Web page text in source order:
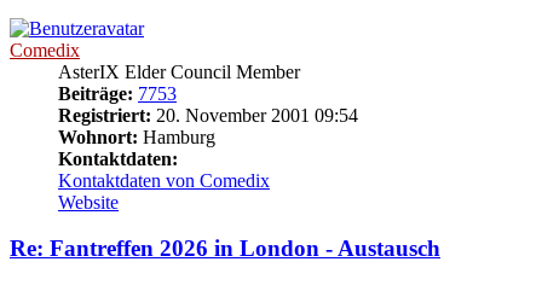
Comedix
AsterIX Elder Council Member
Beiträge: 7753
Registriert: 20. November 2001 09:54
Wohnort: Hamburg
Kontaktdaten:
Kontaktdaten von Comedix
Website
Re: Fantreffen 2026 in London - Austausch